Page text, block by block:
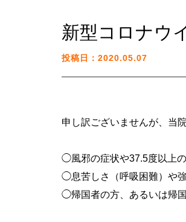
新型コロナウ
投稿日：2020.05.07
申し訳ございませんが、当
◯風邪の症状や37.5度以上
◯息苦しさ（呼吸困難）や
◯帰国者の方、あるいは帰